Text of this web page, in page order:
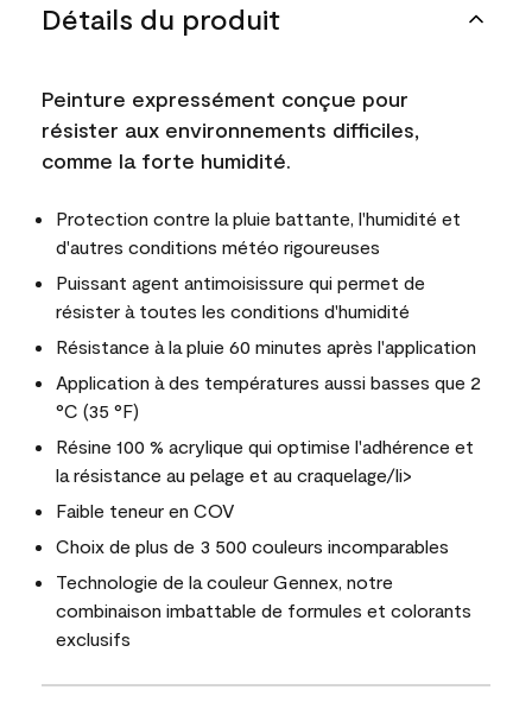
Détails du produit
Peinture expressément conçue pour
résister aux environnements difficiles,
comme la forte humidité.
Protection contre la pluie battante, l'humidité et
d'autres conditions météo rigoureuses
Puissant agent antimoisissure qui permet de
résister à toutes les conditions d'humidité
Résistance à la pluie 60 minutes après l'application
Application à des températures aussi basses que 2
°C (35 °F)
Résine 100 % acrylique qui optimise l'adhérence et
la résistance au pelage et au craquelage/li>
Faible teneur en COV
Choix de plus de 3 500 couleurs incomparables
Technologie de la couleur Gennex, notre
combinaison imbattable de formules et colorants
exclusifs